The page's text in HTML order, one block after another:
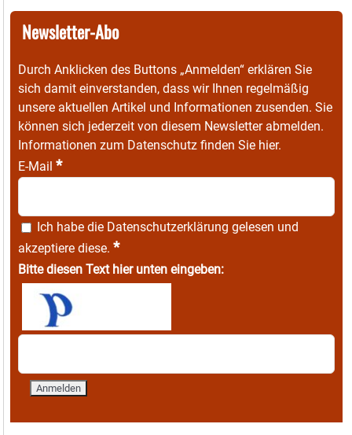
Newsletter-Abo
Durch Anklicken des Buttons „Anmelden“ erklären Sie
sich damit einverstanden, dass wir Ihnen regelmäßig
unsere aktuellen Artikel und Informationen zusenden. Sie
können sich jederzeit von diesem Newsletter abmelden.
Informationen zum Datenschutz finden Sie hier.
E-Mail *
Ich habe die Datenschutzerklärung gelesen und
akzeptiere diese. *
Bitte diesen Text hier unten eingeben: